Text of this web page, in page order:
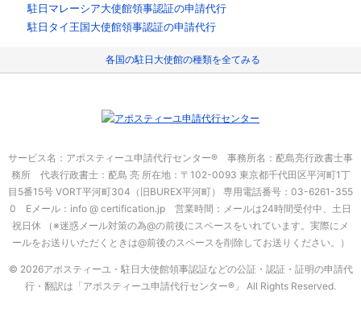
駐日マレーシア大使館領事認証の申請代行
駐日タイ王国大使館領事認証の申請代行
各国の駐日大使館の種類を全てみる
サービス名：アポスティーユ申請代行センター® 事務所名：蓜島亮行政書士事
務所 代表行政書士：蓜島 亮 所在地：〒102-0093 東京都千代田区平河町1丁
目5番15号 VORT平河町304（旧BUREX平河町） 専用電話番号：03-6261-355
0 Eメール：info @ certification.jp 営業時間：メールは24時間受付中、土日
祝日休 （※迷惑メール対策の為@の前後にスペースをいれています。実際にメ
ールをお送りいただくときは@前後のスペースを削除してお送りください。）
© 2026アポスティーユ・駐日大使館領事認証などの公証・認証・証明の申請代
行・翻訳は「アポスティーユ申請代行センター®」 All Rights Reserved.